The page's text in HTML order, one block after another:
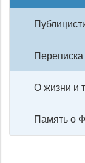
Переписка
О жизни и
Память о